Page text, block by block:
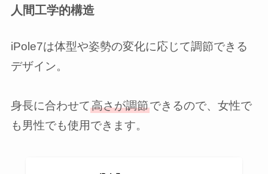
人間工学的構造
iPole7は体型や姿勢の変化に応じて調節できる
デザイン。
身長に合わせて高さが調節できるので、女性で
も男性でも使用できます。